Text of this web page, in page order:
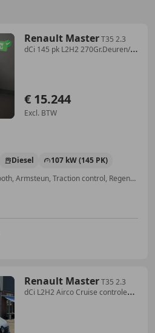
Renault MasterT35 2.3
dCi 145 pk L2H2 270Gr.Deuren/
€ 15.244
Excl. BTW
Diesel
107 kW (145 PK)
Alarm, Airconditioning, Bluetooth, Armsteun, Traction control, Regensensor, Centrale vergrendeling
Renault MasterT35 2.3
dCi L2H2 Airco Cruise controle